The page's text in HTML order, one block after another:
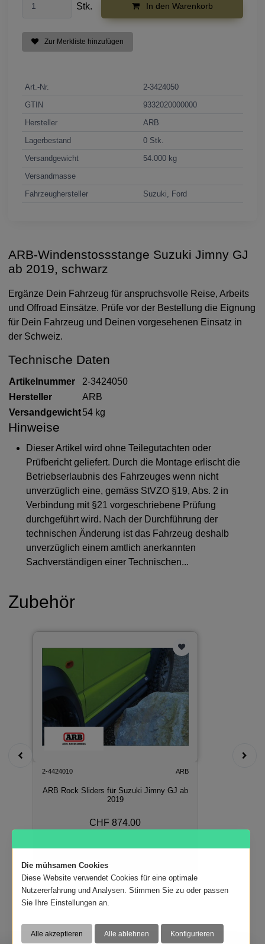
Stk. In den Warenkorb
Zur Merkliste hinzufügen
Art.-Nr.
2-3424050
GTIN
9332020000000
Hersteller
ARB
Lagerbestand
0 Stk.
Versandgewicht
54.000 kg
Versandmasse
Fahrzeughersteller
Suzuki, Ford
ARB-Windenstossstange Suzuki Jimny GJ
ab 2019, schwarz
Ergänze Dein Fahrzeug für anspruchsvolle Reise, Arbeits
und Offroad Einsätze. Prüfe vor der Bestellung die Eignung
für Dein Fahrzeug und Deinen vorgesehenen Einsatz in
der Schweiz.
Technische Daten
Artikelnummer
2-3424050
Hersteller
ARB
Versandgewicht54 kg
Hinweise
Dieser Artikel wird ohne Teilegutachten oder
Prüfbericht geliefert. Durch die Montage erlischt die
Betriebserlaubnis des Fahrzeuges wenn nicht
unverzüglich eine, gemäss StVZO §19, Abs. 2 in
Verbindung mit §21 vorgeschriebene Prüfung
durchgeführt wird. Nach der Durchführung der
technischen Änderung ist das Fahrzeug deshalb
unverzüglich einem amtlich anerkannten
Sachverständigen einer Technischen...
Zubehör
2-4424010 ARB
ARB Rock Sliders für Suzuki Jimny GJ ab
2019
CHF 874.00
Die mühsamen Cookies
Diese Website verwendet Cookies für eine optimale
Nutzererfahrung und Analysen. Stimmen Sie zu oder passen
Sie Ihre Einstellungen an.